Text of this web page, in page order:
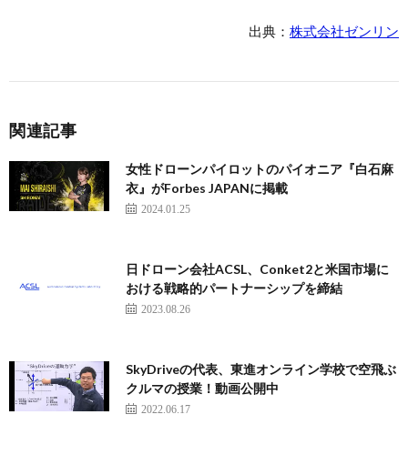
出典： 株式会社ゼンリン
関連記事
女性ドローンパイロットのパイオニア『白石麻
衣』がForbes JAPANに掲載
2024.01.25
日ドローン会社ACSL、Conket2と米国市場に
おける戦略的パートナーシップを締結
2023.08.26
SkyDriveの代表、東進オンライン学校で空飛ぶ
クルマの授業！動画公開中
2022.06.17